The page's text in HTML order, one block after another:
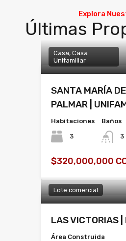
Explora
Últimas
Casa, Casa
Unifamiliar
SANTA MARÍA
PALMAR |
Habitaciones
3
Baños
3
$320,000,000
Lote comercial
LAS VICTORIAS |
Área Construida